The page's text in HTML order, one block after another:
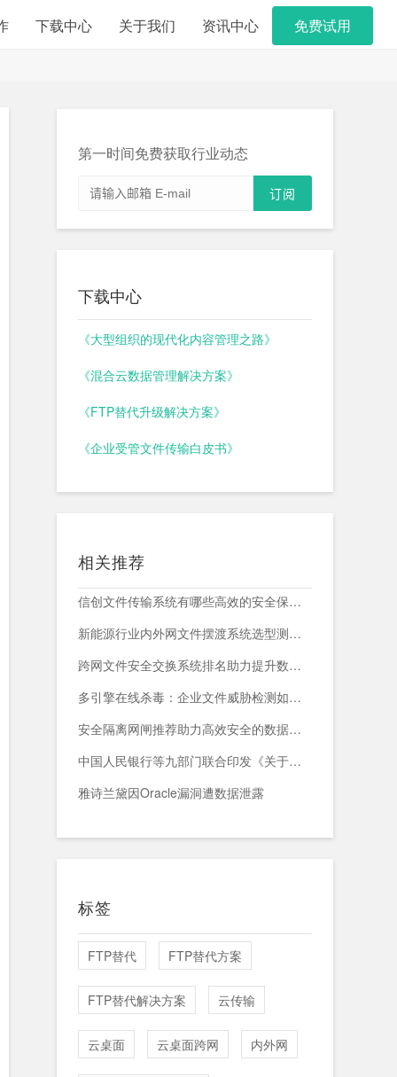
下载中心 关于我们 资讯中心 免费试用
第一时间免费获取行业动态
下载中心
《大型组织的现代化内容管理之路》
《混合云数据管理解决方案》
《FTP替代升级解决方案》
《企业受管文件传输白皮书》
相关推荐
信创文件传输系统有哪些高效的安全保障措施？
新能源行业内外网文件摆渡系统选型测评，附头部企业跨网部署案例
跨网文件安全交换系统排名助力提升数据传输安全与效率
多引擎在线杀毒：企业文件威胁检测如何减少漏报与误报？
安全隔离网闸推荐助力高效安全的数据交换与网络防护
中国人民银行等九部门联合印发《关于加强科技金融领域数据开发利用的通知》
雅诗兰黛因Oracle漏洞遭数据泄露
标签
FTP替代 FTP替代方案
FTP替代解决方案 云传输
云桌面 云桌面跨网 内外网